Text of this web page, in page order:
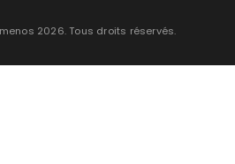
2026. Tous droits réservés.